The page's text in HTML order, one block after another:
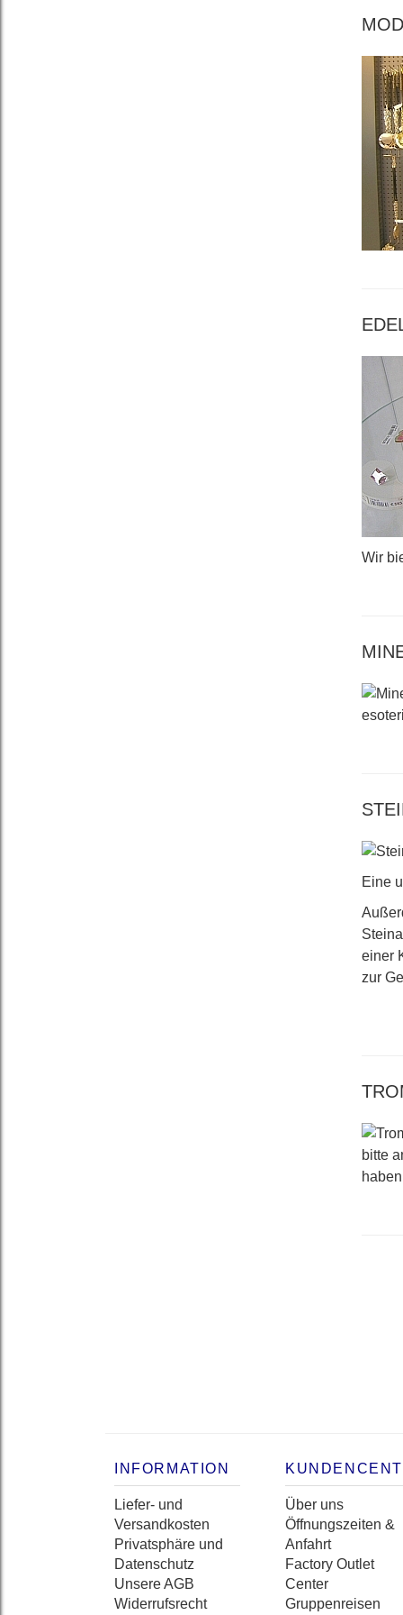
Wir
Eine
einer
zur
bitte
INFORMATION
Liefer- und
Versandkosten
Privatsphäre und
Datenschutz
Unsere AGB
Widerrufsrecht
Über uns
Öffnungszeiten &
Anfahrt
Factory Outlet
Center
Gruppenreisen